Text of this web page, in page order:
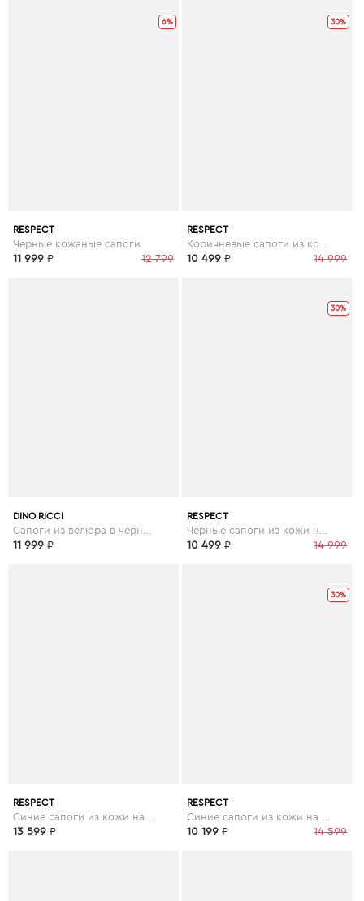
6%
RESPECT
Черные кожаные сапоги
12 799
11 999 ₽
30%
RESPECT
Коричневые сапоги из кожи
14 999
10 499 ₽
DINO RICCI
11 999 ₽
30%
RESPECT
14 999
10 499 ₽
RESPECT
13 599 ₽
30%
RESPECT
14 599
10 199 ₽